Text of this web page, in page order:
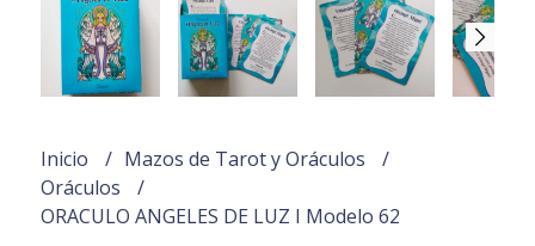
Inicio
Mazos de Tarot y Oráculos
Oráculos
ORACULO ANGELES DE LUZ I Modelo 62